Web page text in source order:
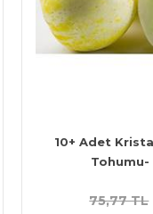
10+ Adet
Tohumu-
75,77 TL